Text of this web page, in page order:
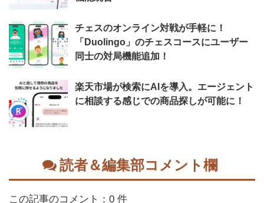
チェスのオンライン対戦が手軽に！
「Duolingo」のチェスコースにユーザー
同士の対局機能追加！
楽天市場が検索にAIを導入。エージェント
に相談する感じでの商品探しが可能に！
読者＆編集部コメント欄
この記事のコメント：0 件